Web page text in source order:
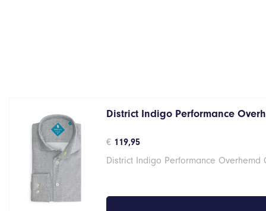
District Indigo Performance
€ 119,95
District Indigo Performance Overhemd